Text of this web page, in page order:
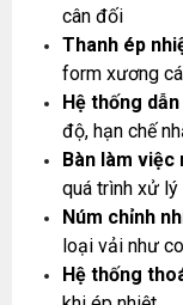
cân đối
Thanh ép
form xương cá
Hệ thống
độ, hạn chế
Bàn làm việc
quá trình xử lý
Núm chỉnh
loại vải như
Hệ thống